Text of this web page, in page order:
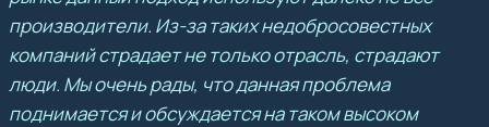
производители. Из-за таких недобросовестных
компаний страдает не только отрасль, страдают
люди. Мы очень рады, что данная проблема
поднимается и обсуждается на таком высоком